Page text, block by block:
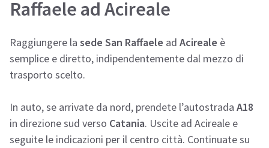
Raffaele ad Acireale
Raggiungere la sede San Raffaele ad Acireale è
semplice e diretto, indipendentemente dal mezzo di
trasporto scelto.
In auto, se arrivate da nord, prendete l’autostrada A18
in direzione sud verso Catania. Uscite ad Acireale e
seguite le indicazioni per il centro città. Continuate su